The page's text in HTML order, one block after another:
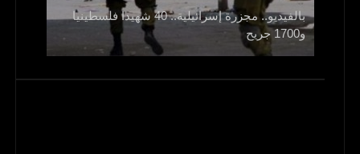
بالفيديو.. مجزرة إسرائيلية.. 40 شهيدا فلسطينيا
و1700 جريح